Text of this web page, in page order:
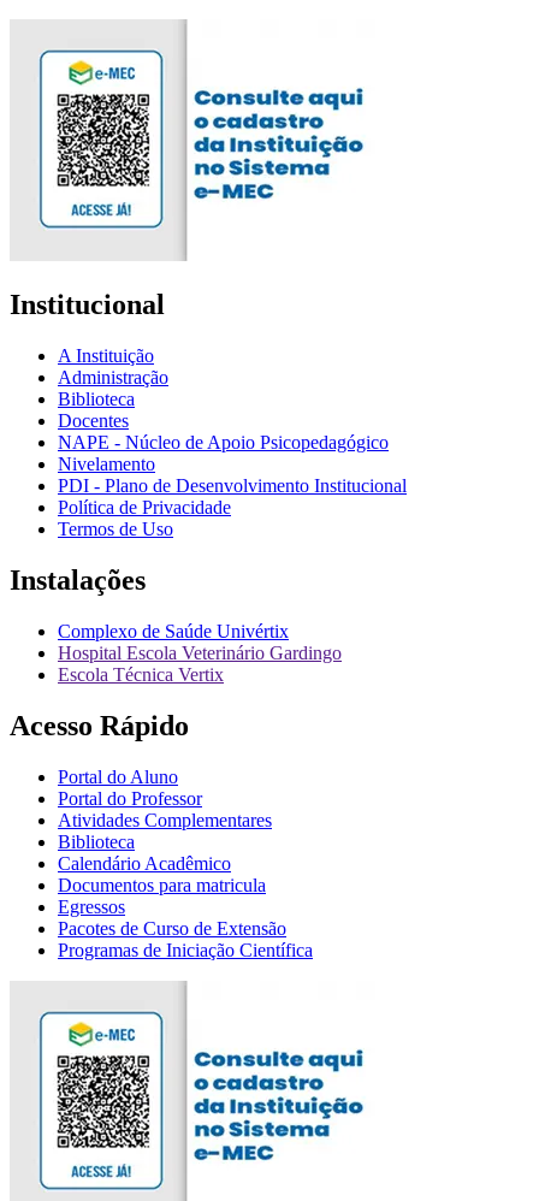
Institucional
A Instituição
Administração
Biblioteca
Docentes
NAPE - Núcleo de Apoio Psicopedagógico
Nivelamento
PDI - Plano de Desenvolvimento Institucional
Política de Privacidade
Termos de Uso
Instalações
Complexo de Saúde Univértix
Hospital Escola Veterinário Gardingo
Escola Técnica Vertix
Acesso Rápido
Portal do Aluno
Portal do Professor
Atividades Complementares
Biblioteca
Calendário Acadêmico
Documentos para matricula
Egressos
Pacotes de Curso de Extensão
Programas de Iniciação Científica